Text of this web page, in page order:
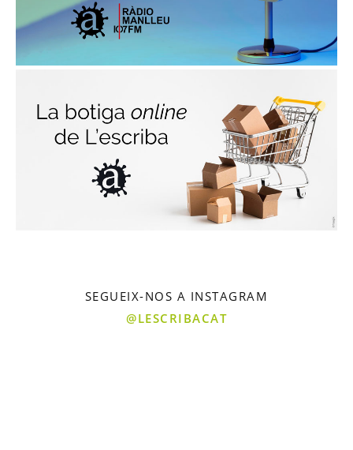
SEGUEIX-NOS A INSTAGRAM
@LESCRIBACAT